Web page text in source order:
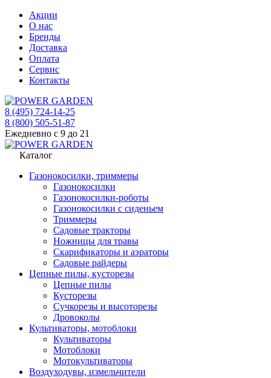
Акции
О нас
Бренды
Доставка
Оплата
Сервис
Контакты
8 (495) 724-14-25
8 (800) 505-51-87
Ежедневно с 9 до 21
Каталог
Газонокосилки, триммеры
Газонокосилки
Газонокосилки-роботы
Газонокосилки с сиденьем
Триммеры
Садовые тракторы
Ножницы для травы
Скарификаторы и аэраторы
Садовые райдеры
Цепные пилы, кусторезы
Цепные пилы
Кусторезы
Сучкорезы и высоторезы
Дровоколы
Культиваторы, мотоблоки
Культиваторы
Мотоблоки
Мотокультиваторы
Воздуходувы, измельчители